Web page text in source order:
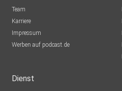
Team
Karriere
Impressum
Werben auf podcast.de
Dienst